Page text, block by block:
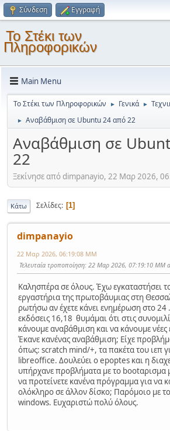
Σύνδεση Εγγραφή
Το Στέκι των
Πληροφορικών
Main Menu
Το Στέκι των Πληροφορικών ► Γενικά ►
► Αναβάθμιση σε Ubuntu 24 από 22
Αναβάθμιση σε
22
Ξεκίνησε από dimpanayio, 22 Μαρ 2026,
Κάτω Σελίδες 1
dimpanayio
22 Μαρ 2026, 06:19:08 ΜΜ
Τελευταία τροποποίηση: 22 Μαρ 2026, 07:19:10 ΜΜ
Καλησπέρα σε όλους. Έχω εγκαταστήσει
εργαστήρια της πρωτοβάυμιας στη
ρωτήσω αν έχετε κάνει ενημέρωση στο 24
εκδόσεις 16,18 θυμάμαι ότι στις
κάνουμε αναβάθμιση και να κάνουμε νέες
Έκανε κανένας αναβάθμιση; Είχε
όπως: scratch mind/+, τα πακέτα του ιεπ
libreoffice. Δουλεύει ο epoptes και η
υπήρχανε προβλήματα με το bootαρισμα
να προτείνετε κανένα πρόγραμμα για να
ολόκληρο σε άλλον δίσκο; Παρόμοιο με
windows. Ευχαριστώ πολύ όλους.